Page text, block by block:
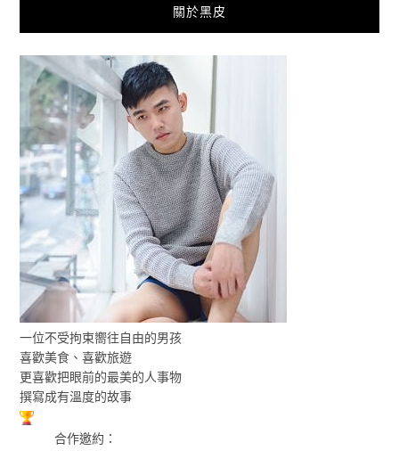
關於黑皮
一位不受拘束嚮往自由的男孩
喜歡美食、喜歡旅遊
更喜歡把眼前的最美的人事物
撰寫成有溫度的故事
合作邀約：